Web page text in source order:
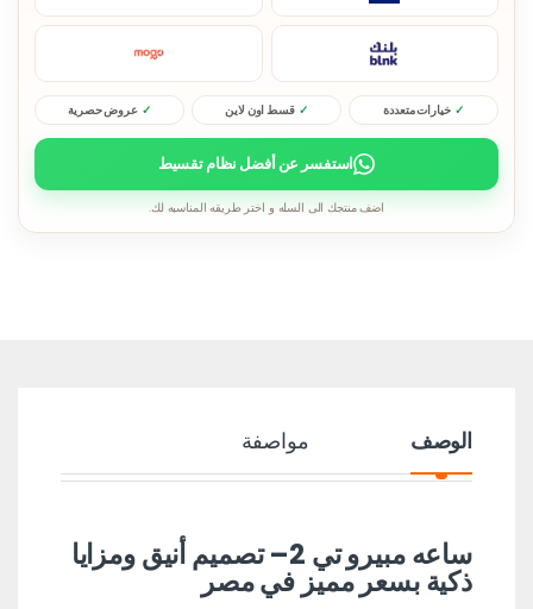
خيارات متعددة قسط اون لاين عروض حصرية
استفسر عن أفضل نظام تقسيط
اضف منتجك الى السله و اختر طريقه المناسبه لك.
الوصف مواصفة
ساعه مبيرو تي 2– تصميم أنيق ومزايا
ذكية بسعر مميز في مصر